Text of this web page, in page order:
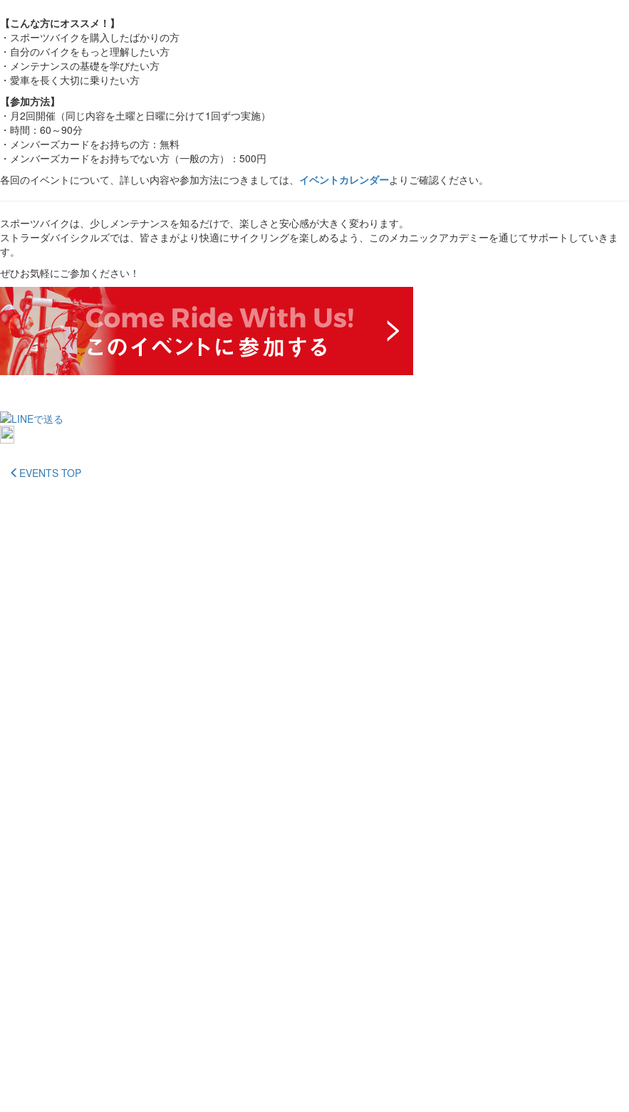
【こんな方にオススメ！】
・スポーツバイクを購入したばかりの方
・自分のバイクをもっと理解したい方
・メンテナンスの基礎を学びたい方
・愛車を長く大切に乗りたい方
【参加方法】
・月2回開催（同じ内容を土曜と日曜に分けて1回ずつ実施）
・時間：60～90分
・メンバーズカードをお持ちの方：無料
・メンバーズカードをお持ちでない方（一般の方）：500円
各回のイベントについて、詳しい内容や参加方法につきましては、 イベントカレンダーよりご確認ください。
スポーツバイクは、少しメンテナンスを知るだけで、楽しさと安心感が大きく変わります。
ストラーダバイシクルズでは、皆さまがより快適にサイクリングを楽しめるよう、このメカニックアカデミーを通じてサポートしていきま
す。
ぜひお気軽にご参加ください！
EVENTS TOP